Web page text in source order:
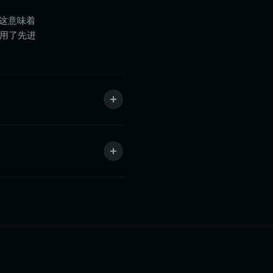
意味着
了先进